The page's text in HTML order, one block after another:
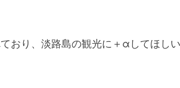
おり、淡路島の観光に＋αしてほし